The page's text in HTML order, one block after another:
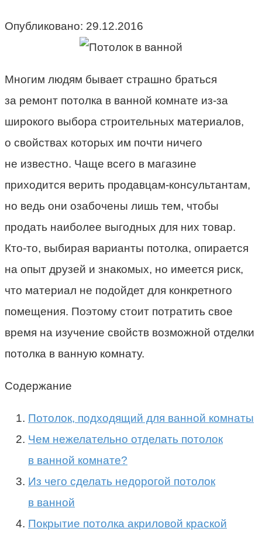
Опубликовано: 29.12.2016
Многим людям бывает страшно браться
за ремонт потолка в ванной комнате из-за
широкого выбора строительных материалов,
о свойствах которых им почти ничего
не известно. Чаще всего в магазине
приходится верить продавцам-консультантам,
но ведь они озабочены лишь тем, чтобы
продать наиболее выгодных для них товар.
Кто-то, выбирая варианты потолка, опирается
на опыт друзей и знакомых, но имеется риск,
что материал не подойдет для конкретного
помещения. Поэтому стоит потратить свое
время на изучение свойств возможной отделки
потолка в ванную комнату.
Содержание
Потолок, подходящий для ванной комнаты
Чем нежелательно отделать потолок
в ванной комнате?
Из чего сделать недорогой потолок
в ванной
Покрытие потолка акриловой краской